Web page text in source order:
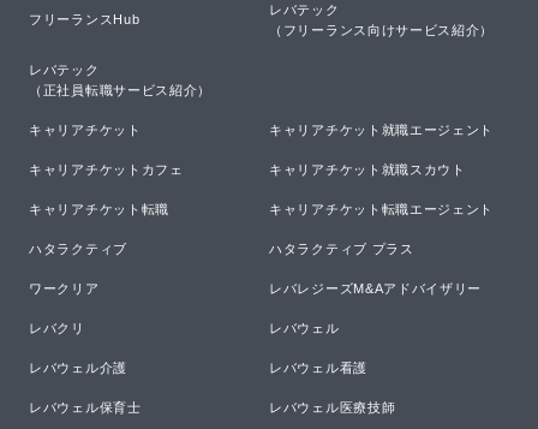
フリーランスHub
レバテック
（フリーランス向けサービス紹介）
レバテック
（正社員転職サービス紹介）
キャリアチケット キャリアチケット就職エージェント
キャリアチケットカフェ キャリアチケット就職スカウト
キャリアチケット転職 キャリアチケット転職エージェント
ハタラクティブ ハタラクティブ プラス
ワークリア レバレジーズM&Aアドバイザリー
レバクリ レバウェル
レバウェル介護 レバウェル看護
レバウェル保育士 レバウェル医療技師